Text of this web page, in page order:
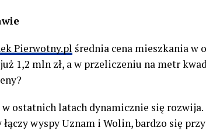
Pierwotny.pl średnia cena mieszkania
1,2 mln zł, a w przeliczeniu na metr
ostatnich latach dynamicznie się
wyspy Uznam i Wolin, bardzo się